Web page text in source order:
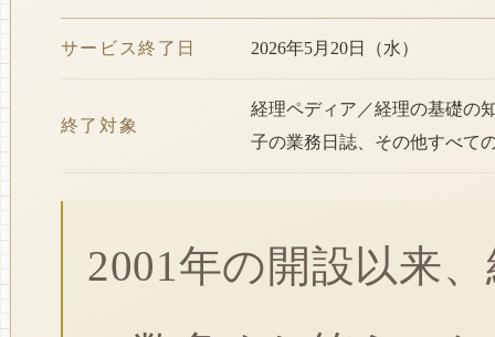
サービス終了日 2026年5月20日（水）
終了対象
経理ペディア／経理の基礎の
子の業務日誌、その他すべて
2001年の開設以来